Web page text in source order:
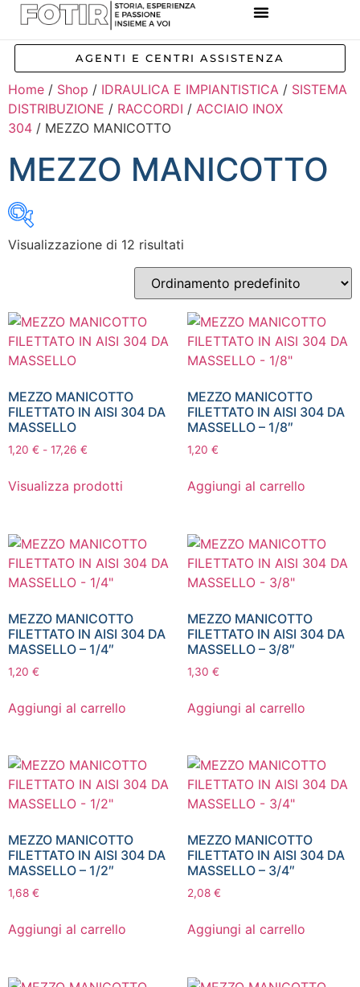
AGENTI E CENTRI ASSISTENZA
Home / Shop / IDRAULICA E IMPIANTISTICA / SISTEMA
DISTRIBUZIONE / RACCORDI / ACCIAIO INOX
304 / MEZZO MANICOTTO
MEZZO MANICOTTO
Inizia a digitare per attivare la ricerca
Visualizzazione di 12 risultati
MEZZO MANICOTTO
FILETTATO IN AISI 304 DA
MASSELLO
1,20 € - 17,26 €
Visualizza prodotti
MEZZO MANICOTTO
FILETTATO IN AISI 304 DA
MASSELLO – 1/8″
1,20 €
Aggiungi al carrello
MEZZO MANICOTTO
FILETTATO IN AISI 304 DA
MASSELLO – 1/4″
1,20 €
Aggiungi al carrello
MEZZO MANICOTTO
FILETTATO IN AISI 304 DA
MASSELLO – 3/8″
1,30 €
Aggiungi al carrello
MEZZO MANICOTTO
FILETTATO IN AISI 304 DA
MASSELLO – 1/2″
1,68 €
Aggiungi al carrello
MEZZO MANICOTTO
FILETTATO IN AISI 304 DA
MASSELLO – 3/4″
2,08 €
Aggiungi al carrello